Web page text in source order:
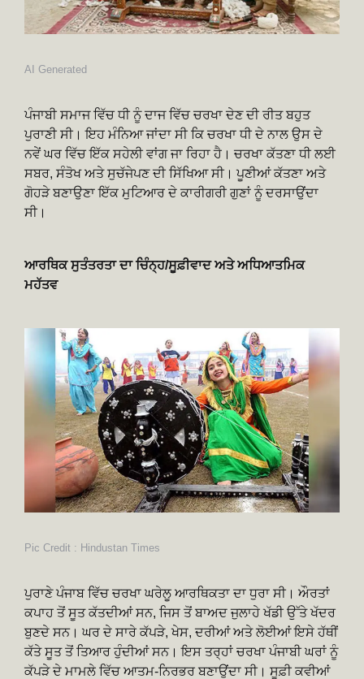
AI Generated
ਪੰਜਾਬੀ ਸਮਾਜ ਵਿੱਚ ਧੀ ਨੂੰ ਦਾਜ ਵਿੱਚ ਚਰਖਾ ਦੇਣ ਦੀ ਰੀਤ ਬਹੁਤ
ਪੁਰਾਣੀ ਸੀ। ਇਹ ਮੰਨਿਆ ਜਾਂਦਾ ਸੀ ਕਿ ਚਰਖਾ ਧੀ ਦੇ ਨਾਲ ਉਸ ਦੇ
ਨਵੇਂ ਘਰ ਵਿੱਚ ਇੱਕ ਸਹੇਲੀ ਵਾਂਗ ਜਾ ਰਿਹਾ ਹੈ। ਚਰਖਾ ਕੱਤਣਾ ਧੀ ਲਈ
ਸਬਰ, ਸੰਤੋਖ ਅਤੇ ਸੁਚੱਜੇਪਣ ਦੀ ਸਿੱਖਿਆ ਸੀ। ਪੂਣੀਆਂ ਕੱਤਣਾ ਅਤੇ
ਗੋਹੜੇ ਬਣਾਉਣਾ ਇੱਕ ਮੁਟਿਆਰ ਦੇ ਕਾਰੀਗਰੀ ਗੁਣਾਂ ਨੂੰ ਦਰਸਾਉਂਦਾ
ਸੀ।
ਆਰਥਿਕ ਸੁਤੰਤਰਤਾ ਦਾ ਚਿੰਨ੍ਹ/ਸੂਫ਼ੀਵਾਦ ਅਤੇ ਅਧਿਆਤਮਿਕ
ਮਹੱਤਵ
Pic Credit : Hindustan Times
ਪੁਰਾਣੇ ਪੰਜਾਬ ਵਿੱਚ ਚਰਖਾ ਘਰੇਲੂ ਆਰਥਿਕਤਾ ਦਾ ਧੁਰਾ ਸੀ। ਔਰਤਾਂ
ਕਪਾਹ ਤੋਂ ਸੂਤ ਕੱਤਦੀਆਂ ਸਨ, ਜਿਸ ਤੋਂ ਬਾਅਦ ਜੁਲਾਹੇ ਖੱਡੀ ਉੱਤੇ ਖੱਦਰ
ਬੁਣਦੇ ਸਨ। ਘਰ ਦੇ ਸਾਰੇ ਕੱਪੜੇ, ਖੇਸ, ਦਰੀਆਂ ਅਤੇ ਲੋਈਆਂ ਇਸੇ ਹੱਥੀਂ
ਕੱਤੇ ਸੂਤ ਤੋਂ ਤਿਆਰ ਹੁੰਦੀਆਂ ਸਨ। ਇਸ ਤਰ੍ਹਾਂ ਚਰਖਾ ਪੰਜਾਬੀ ਘਰਾਂ ਨੂੰ
ਕੱਪੜੇ ਦੇ ਮਾਮਲੇ ਵਿੱਚ ਆਤਮ-ਨਿਰਭਰ ਬਣਾਉਂਦਾ ਸੀ। ਸੂਫ਼ੀ ਕਵੀਆਂ